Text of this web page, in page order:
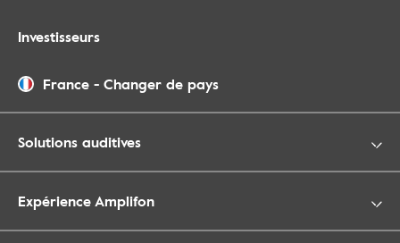
Investisseurs
France - Changer de pays
Solutions auditives
Expérience Amplifon